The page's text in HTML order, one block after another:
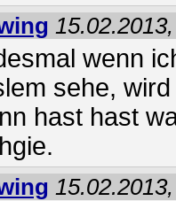
wenn
sehe,
hast hast